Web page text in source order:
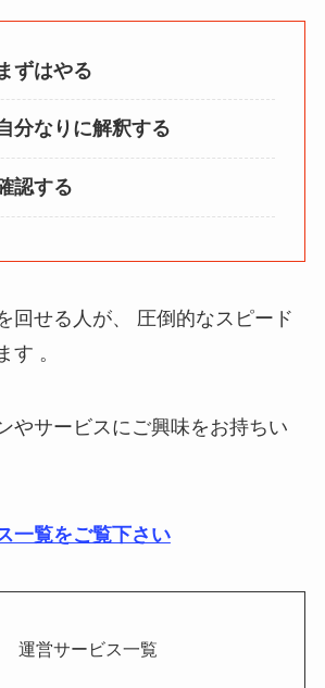
ずはやる
分なりに解釈する
認する
回せる人が、 圧倒的なスピード
す 。
やサービスにご興味をお持ちい
一覧をご覧下さい
運営サービス一覧